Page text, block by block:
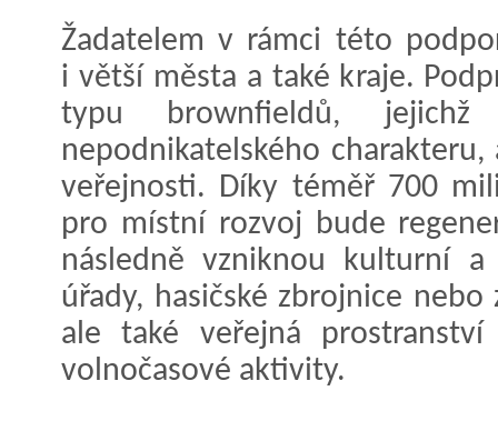
Žadatelem v rámci této
i větší města a také kraje.
typu brownfieldů,
nepodnikatelského
veřejnosti. Díky téměř 700
pro místní rozvoj bude
následně vzniknou kulturní
úřady, hasičské zbrojnice
ale také veřejná
volnočasové aktivity.